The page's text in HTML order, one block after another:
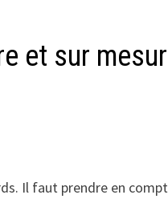
et sur
Il faut prendre en